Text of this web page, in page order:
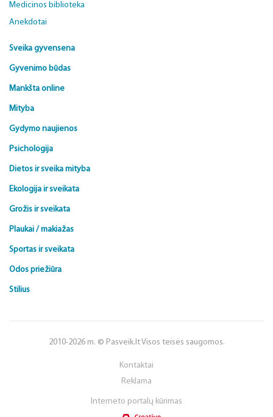
Medicinos biblioteka
Anekdotai
Sveika gyvensena
Gyvenimo būdas
Mankšta online
Mityba
Gydymo naujienos
Psichologija
Dietos ir sveika mityba
Ekologija ir sveikata
Grožis ir sveikata
Plaukai / makiažas
Sportas ir sveikata
Odos priežiūra
Stilius
2010-2026 m. © Pasveik.lt Visos teisės saugomos.
Kontaktai
Reklama
Interneto portalų kūrimas